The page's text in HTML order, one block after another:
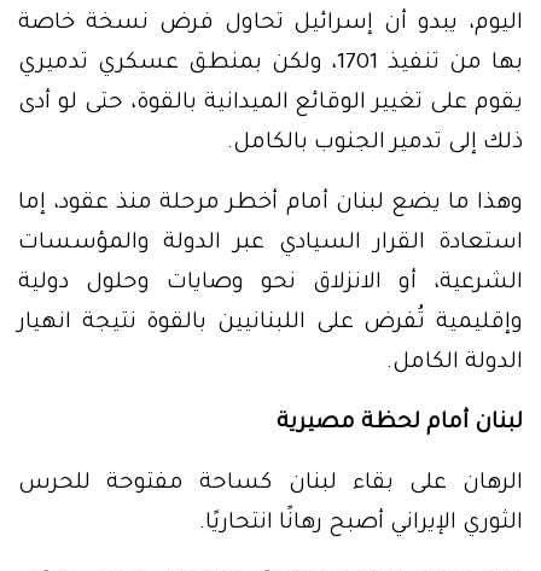
اليوم، يبدو أن إسرائيل تحاول فرض نسخة خاصة
بها من تنفيذ 1701، ولكن بمنطق عسكري تدميري
يقوم على تغيير الوقائع الميدانية بالقوة، حتى لو أدى
ذلك إلى تدمير الجنوب بالكامل.
وهذا ما يضع لبنان أمام أخطر مرحلة منذ عقود، إما
استعادة القرار السيادي عبر الدولة والمؤسسات
الشرعية، أو الانزلاق نحو وصايات وحلول دولية
وإقليمية تُفرض على اللبنانيين بالقوة نتيجة انهيار
الدولة الكامل.
لبنان أمام لحظة مصيرية
الرهان على بقاء لبنان كساحة مفتوحة للحرس
الثوري الإيراني أصبح رهانًا انتحاريًا.